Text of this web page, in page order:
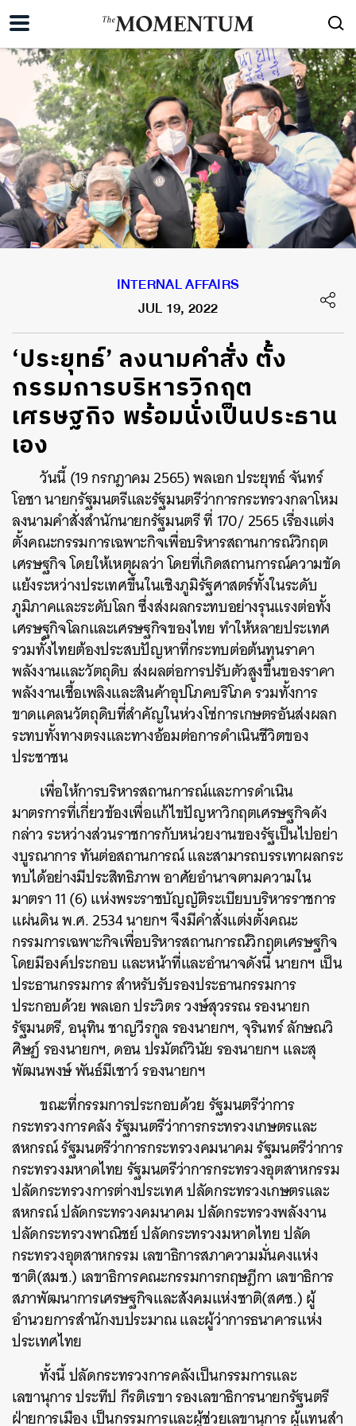
INTERNAL AFFAIRS
JUL 19, 2022
‘ประยุทธ์’ ลงนามคำสั่ง ตั้ง
กรรมการบริหารวิกฤต
เศรษฐกิจ พร้อมนั่งเป็นประธาน
เอง
วันนี้ (19 กรกฎาคม 2565) พลเอก ประยุทธ์ จันทร์
โอชา นายกรัฐมนตรีและรัฐมนตรีว่าการกระทรวงกลาโหม
ลงนามคำสั่งสำนักนายกรัฐมนตรี ที่ 170/ 2565 เรื่องแต่ง
ตั้งคณะกรรมการเฉพาะกิจเพื่อบริหารสถานการณ์วิกฤต
เศรษฐกิจ โดยให้เหตุผลว่า โดยที่เกิดสถานการณ์ความขัด
แย้งระหว่างประเทศขึ้นในเชิงภูมิรัฐศาสตร์ทั้งในระดับ
ภูมิภาคและระดับโลก ซึ่งส่งผลกระทบอย่างรุนแรงต่อทั้ง
เศรษฐกิจโลกและเศรษฐกิจของไทย ทำให้หลายประเทศ
รวมทั้งไทยต้องประสบปัญหาที่กระทบต่อต้นทุนราคา
พลังงานและวัตถุดิบ ส่งผลต่อการปรับตัวสูงขึ้นของราคา
พลังงานเชื้อเพลิงและสินค้าอุปโภคบริโภค รวมทั้งการ
ขาดแคลนวัตถุดิบที่สำคัญในห่วงโซ่การเกษตรอันส่งผลก
ระทบทั้งทางตรงและทางอ้อมต่อการดำเนินชีวิตของ
ประชาชน
เพื่อให้การบริหารสถานการณ์และการดำเนิน
มาตรการที่เกี่ยวข้องเพื่อแก้ไขปัญหาวิกฤตเศรษฐกิจดัง
กล่าว ระหว่างส่วนราชการกับหน่วยงานของรัฐเป็นไปอย่า
งบูรณาการ ทันต่อสถานการณ์ และสามารถบรรเทาผลกระ
ทบได้อย่างมีประสิทธิภาพ อาศัยอำนาจตามความใน
มาตรา 11 (6) แห่งพระราชบัญญัติระเบียบบริหารราชการ
แผ่นดิน พ.ศ. 2534 นายกฯ จึงมีคำสั่งแต่งตั้งคณะ
กรรมการเฉพาะกิจเพื่อบริหารสถานการณ์วิกฤตเศรษฐกิจ
โดยมีองค์ประกอบ และหน้าที่และอำนาจดังนี้ นายกฯ เป็น
ประธานกรรมการ สำหรับรับรองประธานกรรมการ
ประกอบด้วย พลเอก ประวิตร วงษ์สุวรรณ รองนายก
รัฐมนตรี, อนุทิน ชาญวีรกูล รองนายกฯ, จุรินทร์ ลักษณวิ
ศิษฏ์ รองนายกฯ, ดอน ปรมัตถ์วินัย รองนายกฯ และสุ
พัฒนพงษ์ พันธ์มีเชาว์ รองนายกฯ
ขณะที่กรรมการประกอบด้วย รัฐมนตรีว่าการ
กระทรวงการคลัง รัฐมนตรีว่าการกระทรวงเกษตรและ
สหกรณ์ รัฐมนตรีว่าการกระทรวงคมนาคม รัฐมนตรีว่าการ
กระทรวงมหาดไทย รัฐมนตรีว่าการกระทรวงอุตสาหกรรม
ปลัดกระทรวงการต่างประเทศ ปลัดกระทรวงเกษตรและ
สหกรณ์ ปลัดกระทรวงคมนาคม ปลัดกระทรวงพลังงาน
ปลัดกระทรวงพาณิชย์ ปลัดกระทรวงมหาดไทย ปลัด
กระทรวงอุตสาหกรรม เลขาธิการสภาความมั่นคงแห่ง
ชาติ(สมช.) เลขาธิการคณะกรรมการกฤษฎีกา เลขาธิการ
สภาพัฒนาการเศรษฐกิจและสังคมแห่งชาติ(สศช.) ผู้
อำนวยการสำนักงบประมาณ และผู้ว่าการธนาคารแห่ง
ประเทศไทย
ทั้งนี้ ปลัดกระทรวงการคลังเป็นกรรมการและ
เลขานุการ ประทีป กีรติเรขา รองเลขาธิการนายกรัฐนตรี
ฝ่ายการเมือง เป็นกรรมการและผู้ช่วยเลขานุการ ผู้แทนสำ